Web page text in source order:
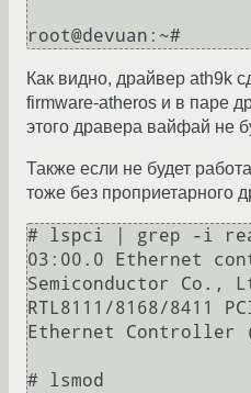
Как видно, драйвер ath9k
firmware-atheros и в паре
этого дравера вайфай не
Также если не будет
тоже без проприетарного
# lspci | grep -i
03:00.0 Ethernet
Semiconductor Co.,
RTL8111/8168/8411
Ethernet Controller
# lsmod